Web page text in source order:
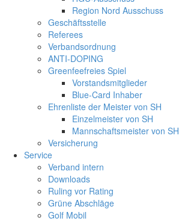
Region Nord Ausschuss
Geschäftsstelle
Referees
Verbandsordnung
ANTI-DOPING
Greenfeefreies Spiel
Vorstandsmitglieder
Blue-Card Inhaber
Ehrenliste der Meister von SH
Einzelmeister von SH
Mannschaftsmeister von SH
Versicherung
Service
Verband intern
Downloads
Ruling vor Rating
Grüne Abschläge
Golf Mobil